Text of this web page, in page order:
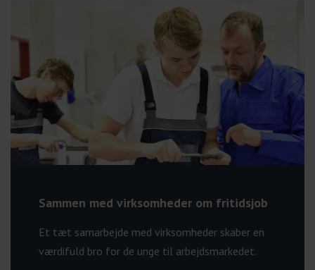
Sammen med virksomheder om fritidsjob
Et tæt samarbejde med virksomheder skaber en
værdifuld bro for de unge til arbejdsmarkedet.